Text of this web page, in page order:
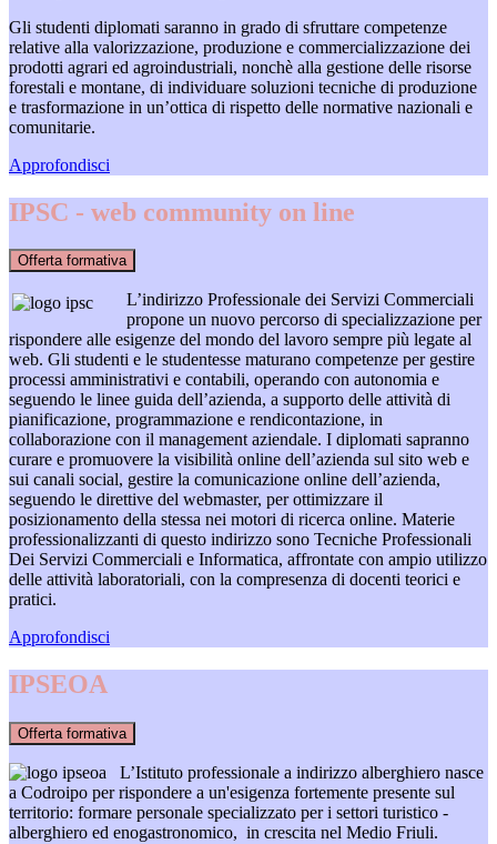
Gli studenti diplomati saranno in grado di sfruttare competenze
relative alla valorizzazione, produzione e commercializzazione dei
prodotti agrari ed agroindustriali, nonchè alla gestione delle risorse
forestali e montane, di individuare soluzioni tecniche di produzione
e trasformazione in un’ottica di rispetto delle normative nazionali e
comunitarie.
Approfondisci
IPSC - web community on line
Offerta formativa
L’indirizzo Professionale dei Servizi Commerciali
propone un nuovo percorso di specializzazione per
rispondere alle esigenze del mondo del lavoro sempre più legate al
web. Gli studenti e le studentesse maturano competenze per gestire
processi amministrativi e contabili, operando con autonomia e
seguendo le linee guida dell’azienda, a supporto delle attività di
pianificazione, programmazione e rendicontazione, in
collaborazione con il management aziendale. I diplomati sapranno
curare e promuovere la visibilità online dell’azienda sul sito web e
sui canali social, gestire la comunicazione online dell’azienda,
seguendo le direttive del webmaster, per ottimizzare il
posizionamento della stessa nei motori di ricerca online. Materie
professionalizzanti di questo indirizzo sono Tecniche Professionali
Dei Servizi Commerciali e Informatica, affrontate con ampio utilizzo
delle attività laboratoriali, con la compresenza di docenti teorici e
pratici.
Approfondisci
IPSEOA
Offerta formativa
L’Istituto professionale a indirizzo alberghiero nasce
a Codroipo per rispondere a un'esigenza fortemente presente sul
territorio: formare personale specializzato per i settori turistico -
alberghiero ed enogastronomico, in crescita nel Medio Friuli.